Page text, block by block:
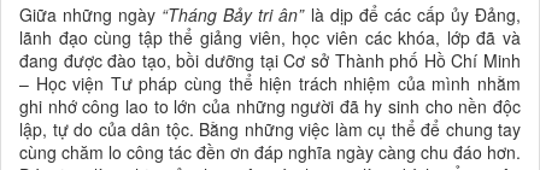
Giữa những ngày “Tháng Bảy tri ân”là dịp để các cấp ủy Đảng,
lãnh đạo cùng tập thể giảng viên, học viên các khóa, lớp đã và
đang được đào tạo, bồi dưỡng tại Cơ sở Thành phố Hồ Chí Minh
– Học viện Tư pháp cùng thể hiện trách nhiệm của mình nhằm
ghi nhớ công lao to lớn của những người đã hy sinh cho nền độc
lập, tự do của dân tộc. Bằng những việc làm cụ thể để chung tay
cùng chăm lo công tác đền ơn đáp nghĩa ngày càng chu đáo hơn.